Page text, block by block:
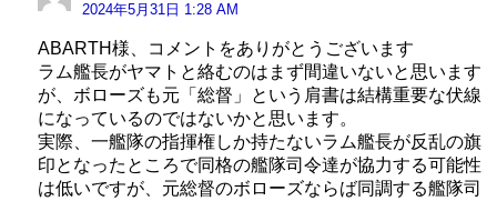
2024年5月31日 1:28 AM
ABARTH様、コメントをありがとうございます
ラム艦長がヤマトと絡むのはまず間違いないと思います
が、ボローズも元「総督」という肩書は結構重要な伏線
になっているのではないかと思います。
実際、一艦隊の指揮権しか持たないラム艦長が反乱の旗
印となったところで同格の艦隊司令達が協力する可能性
は低いですが、元総督のボローズならば同調する艦隊司